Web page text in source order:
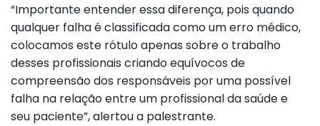
“Importante entender essa diferença, pois quando
qualquer falha é classificada como um erro médico,
colocamos este rótulo apenas sobre o trabalho
desses profissionais criando equívocos de
compreensão dos responsáveis por uma possível
falha na relação entre um profissional da saúde e
seu paciente”, alertou a palestrante.